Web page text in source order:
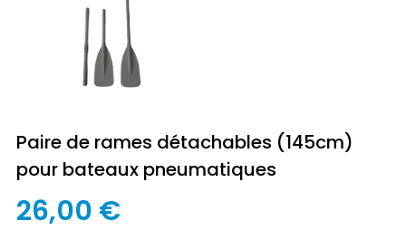
Paire de rames détachables (145cm)
pour bateaux pneumatiques
26,00 €